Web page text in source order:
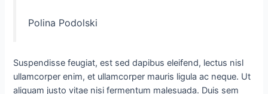
Polina Podolski
Suspendisse feugiat, est sed dapibus eleifend, lectus nisl
ullamcorper enim, et ullamcorper mauris ligula ac neque. Ut
aliquam justo vitae nisi fermentum malesuada. Duis sem